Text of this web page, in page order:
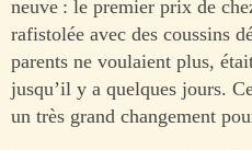
neuve : le premier prix de
rafistolée avec des coussins
parents ne voulaient plus,
jusqu’il y a quelques jours.
un très grand changement